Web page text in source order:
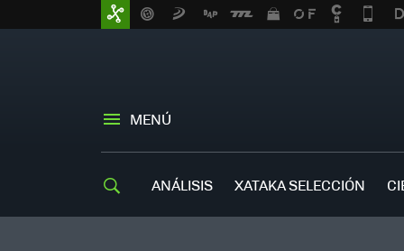
MENÚ
ANÁLISIS XATAKA SELECCIÓN